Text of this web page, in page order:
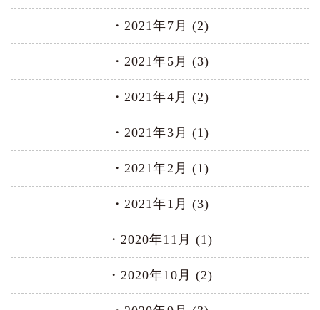
2021年7月 (2)
2021年5月 (3)
2021年4月 (2)
2021年3月 (1)
2021年2月 (1)
2021年1月 (3)
2020年11月 (1)
2020年10月 (2)